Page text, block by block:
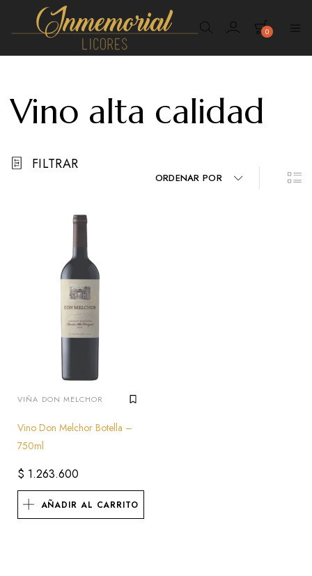
Inmemorial
0
Vino alta calidad
FILTRAR
ORDENAR POR
VIÑA DON MELCHOR
Vino Don Melchor Botella –
750ml
$ 1.263.600
AÑADIR AL CARRITO